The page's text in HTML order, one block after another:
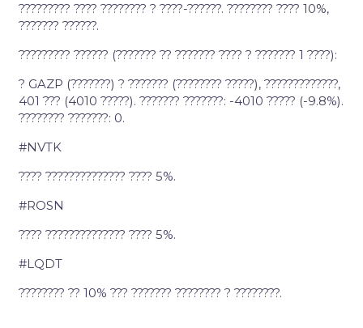
????????? ???? ???????? ? ????-??????. ???????? ???? 10%,
??????? ??????.
????????? ?????? (??????? ?? ??????? ???? ? ??????? 1 ????):
? GAZP (???????) ? ??????? (???????? ?????), ?????????????,
401 ??? (4010 ?????). ??????? ???????: -4010 ????? (-9.8%).
???????? ???????: 0.
#NVTK
???? ?????????????? ???? 5%.
#ROSN
???? ?????????????? ???? 5%.
#LQDT
???????? ?? 10% ??? ??????? ???????? ? ????????.